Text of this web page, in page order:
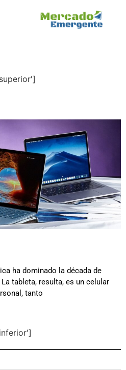
ha dominado la década de
tableta, resulta, es un celular
tanto